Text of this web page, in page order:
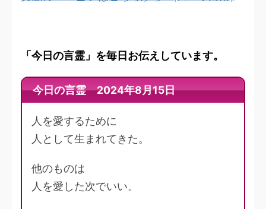
「今日の言霊」を毎日お伝えしています。
今日の言霊 2024年8月15日
人を愛するために
人として生まれてきた。
他のものは
人を愛した次でいい。